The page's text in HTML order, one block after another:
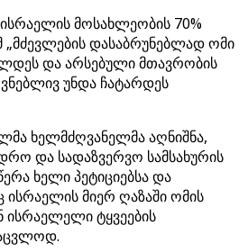
მოსახლეობის 70%
„მძევლების დასაბრუნებლად ომი
და არსებული მთავრობის
უნდა ჩატარდეს
ხელმძღვანელმა აღნიშნა,
და სადაზვერვო სამსახურის
ხელი პეტიციებსა და
მიერ ღაზაში ომის
ტყვეების